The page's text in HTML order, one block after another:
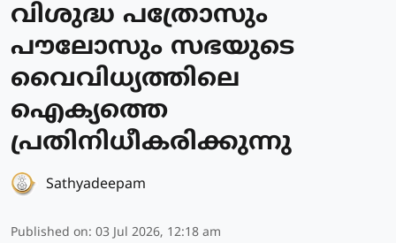
വിശുദ്ധ പത്രോസും
പൗലോസും സഭയുടെ
വൈവിധ്യത്തിലെ
ഐക്യത്തെ
പ്രതിനിധീകരിക്കുന്നു
Sathyadeepam
Published on: 03 Jul 2026, 12:18 am